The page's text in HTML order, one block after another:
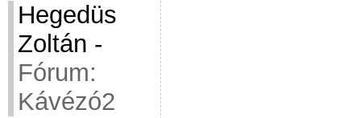
Hegedüs
Zoltán -
Fórum:
Kávézó2